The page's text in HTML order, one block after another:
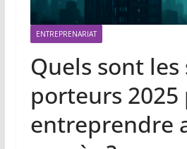
ENTREPRENARIAT
Quels sont
porteurs 2025
entreprendre